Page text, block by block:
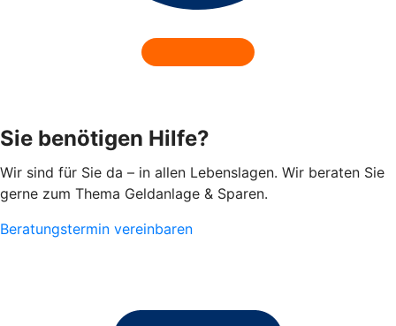
Sie benötigen Hilfe?
Wir sind für Sie da – in allen Lebenslagen. Wir beraten Sie
gerne zum Thema Geldanlage & Sparen.
Beratungstermin vereinbaren